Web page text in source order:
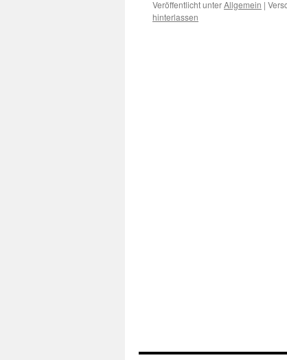
Veröffentlicht unterAllgemein |
hinterlassen